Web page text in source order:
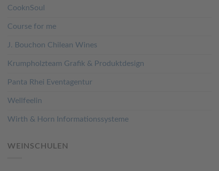
CooknSoul
Course for me
J. Bouchon Chilean Wines
Krumpholzteam Grafik & Produktdesign
Panta Rhei Eventagentur
Wellfeelin
Wirth & Horn Informationssysteme
WEINSCHULEN